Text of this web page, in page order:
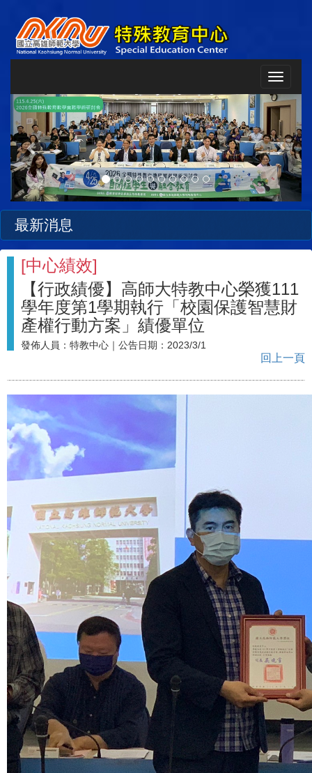
Toggle
Previous Next
最新消息
[中心績效]
【行政績優】高師大特教中心榮獲111
學年度第1學期執行「校園保護智慧財
產權行動方案」績優單位
發佈人員： 特教中心 ｜公告日期： 2023/3/1
回上一頁